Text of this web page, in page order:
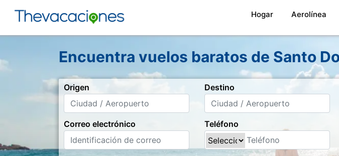
Hogar(current)Aerolínea
Encuentra vuelos baratos de Santo
Origen Destino
Correo electrónico Teléfono